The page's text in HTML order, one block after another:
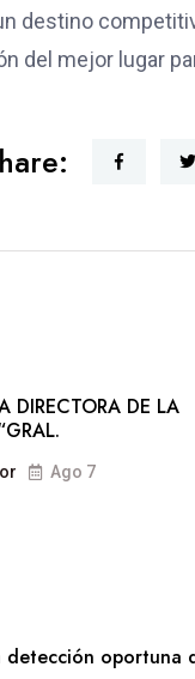
destino
del mejor lugar
DIRECTORA DE LA
Ago 7
detección oportuna